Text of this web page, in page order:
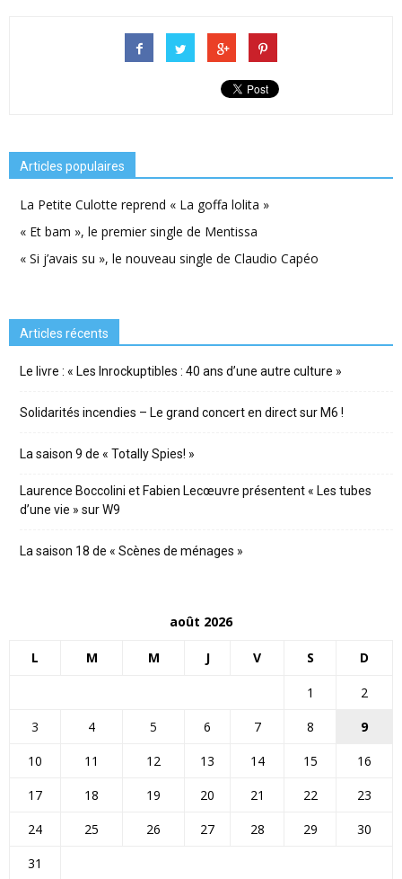
Articles populaires
La Petite Culotte reprend « La goffa lolita »
« Et bam », le premier single de Mentissa
« Si j’avais su », le nouveau single de Claudio Capéo
Articles récents
Le livre : « Les Inrockuptibles : 40 ans d’une autre culture »
Solidarités incendies – Le grand concert en direct sur M6 !
La saison 9 de « Totally Spies! »
Laurence Boccolini et Fabien Lecœuvre présentent « Les tubes
d’une vie » sur W9
La saison 18 de « Scènes de ménages »
août 2026
L M M J V S D
1
2
3
4 5 6 7 8
9
10
11 12 13 14 15
16
17
18 19 20 21 22
23
24
25 26 27 28 29
30
31